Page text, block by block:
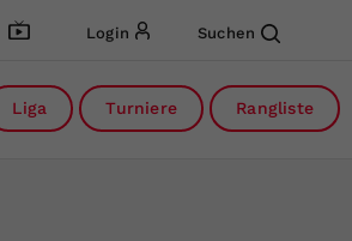
Login Suchen
Liga Turniere Rangliste